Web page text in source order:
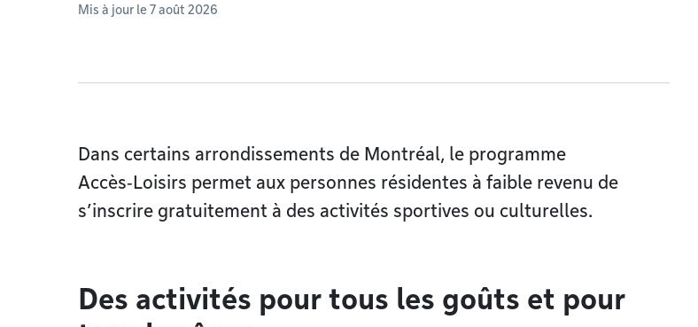
Mis à jour le 7 août 2026
Dans certains arrondissements de Montréal, le programme
Accès‑Loisirs permet aux personnes résidentes à faible revenu de
s’inscrire gratuitement à des activités sportives ou culturelles.
Des activités pour tous les goûts et pour